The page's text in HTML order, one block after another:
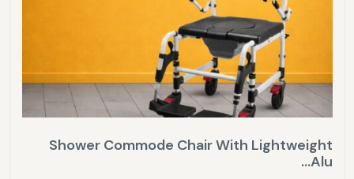
Shower Commode Chair With Lightweight
Alu...